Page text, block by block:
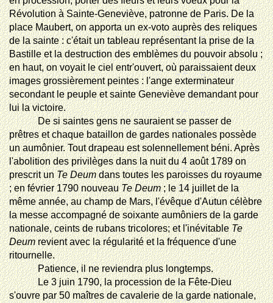
Révolution à Sainte-Geneviève, patronne de Paris. De la
place Maubert, on apporta un ex-voto auprès des reliques
de la sainte : c'était un tableau représentant la prise de la
Bastille et la destruction des emblèmes du pouvoir absolu ;
en haut, on voyait le ciel entr'ouvert, où paraissaient deux
images grossièrement peintes : l'ange exterminateur
secondant le peuple et sainte Geneviève demandant pour
lui la victoire.
De si saintes gens ne sauraient se passer de
prêtres et chaque bataillon de gardes nationales possède
un aumônier. Tout drapeau est solennellement béni. Après
l'abolition des privilèges dans la nuit du 4 août 1789 on
prescrit unTe Deumdans toutes les paroisses du royaume
; en février 1790 nouveauTe Deum; le 14 juillet de la
même année, au champ de Mars, l'évêque d'Autun célèbre
la messe accompagné de soixante aumôniers de la garde
nationale, ceints de rubans tricolores; et l'inévitableTe
Deumrevient avec la régularité et la fréquence d'une
ritournelle.
Patience, il ne reviendra plus longtemps.
Le 3 juin 1790, la procession de la Fête-Dieu
s'ouvre par 50 maîtres de cavalerie de la garde nationale,